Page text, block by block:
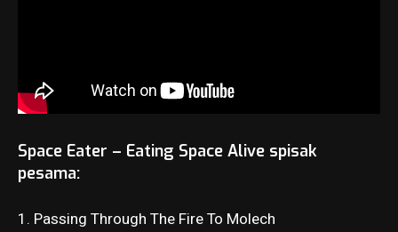
Space Eater – Eating Space Alive spisak
pesama:
1. Passing Through The Fire To Molech